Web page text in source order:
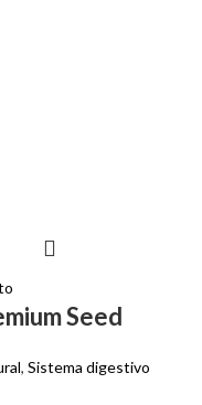
Seed
,Sistema digestivo